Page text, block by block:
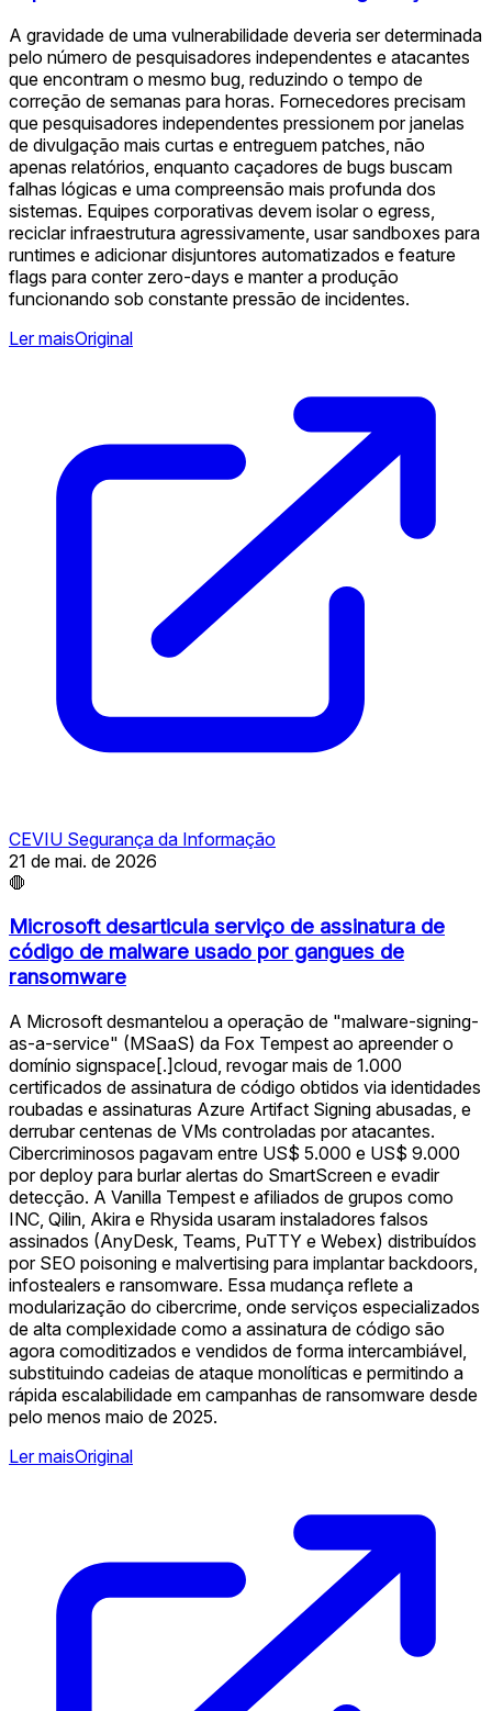
A gravidade de uma vulnerabilidade deveria ser determinada
pelo número de pesquisadores independentes e atacantes
que encontram o mesmo bug, reduzindo o tempo de
correção de semanas para horas. Fornecedores precisam
que pesquisadores independentes pressionem por janelas
de divulgação mais curtas e entreguem patches, não
apenas relatórios, enquanto caçadores de bugs buscam
falhas lógicas e uma compreensão mais profunda dos
sistemas. Equipes corporativas devem isolar o egress,
reciclar infraestrutura agressivamente, usar sandboxes para
runtimes e adicionar disjuntores automatizados e feature
flags para conter zero-days e manter a produção
funcionando sob constante pressão de incidentes.
Ler maisOriginal
CEVIU Segurança da Informação
21 de mai. de 2026
🛑
Microsoft desarticula serviço de assinatura de
código de malware usado por gangues de
ransomware
A Microsoft desmantelou a operação de "malware-signing-
as-a-service" (MSaaS) da Fox Tempest ao apreender o
domínio signspace[.]cloud, revogar mais de 1.000
certificados de assinatura de código obtidos via identidades
roubadas e assinaturas Azure Artifact Signing abusadas, e
derrubar centenas de VMs controladas por atacantes.
Cibercriminosos pagavam entre US$ 5.000 e US$ 9.000
por deploy para burlar alertas do SmartScreen e evadir
detecção. A Vanilla Tempest e afiliados de grupos como
INC, Qilin, Akira e Rhysida usaram instaladores falsos
assinados (AnyDesk, Teams, PuTTY e Webex) distribuídos
por SEO poisoning e malvertising para implantar backdoors,
infostealers e ransomware. Essa mudança reflete a
modularização do cibercrime, onde serviços especializados
de alta complexidade como a assinatura de código são
agora comoditizados e vendidos de forma intercambiável,
substituindo cadeias de ataque monolíticas e permitindo a
rápida escalabilidade em campanhas de ransomware desde
pelo menos maio de 2025.
Ler maisOriginal